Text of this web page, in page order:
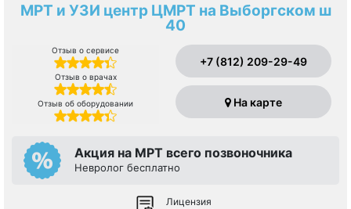
МРТ и УЗИ центр ЦМРТ на Выборгском ш
40
Отзыв о сервисе
Отзыв о врачах
Отзыв об оборудовании
+7 (812) 209-29-49
На карте
Акция на МРТ всего позвоночника
Невролог бесплатно
Лицензия